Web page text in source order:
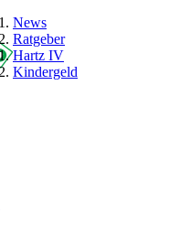
News
Ratgeber
Hartz IV
Kindergeld